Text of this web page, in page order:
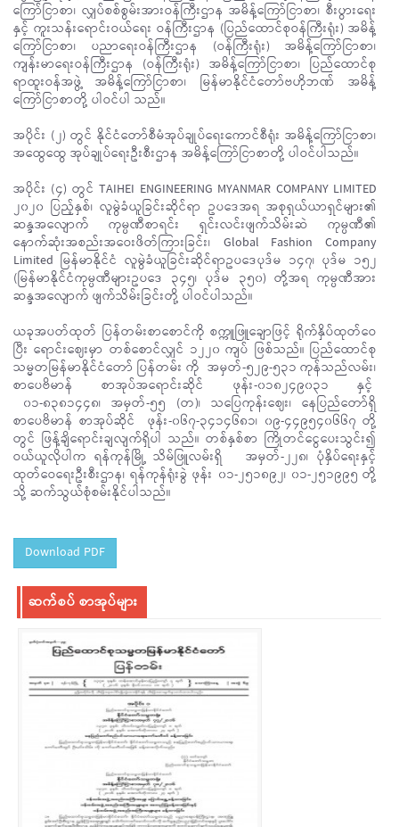
ကြော်ငြာစာ၊ လျှပ်စစ်စွမ်းအားဝန်ကြီးဌာန အမိန့်ကြော်ငြာစာ၊ စီးပွားရေး
နှင့် ကူးသန်းရောင်းဝယ်ရေး ဝန်ကြီးဌာန (ပြည်ထောင်စုဝန်ကြီးရုံး) အမိန့်
ကြော်ငြာစာ၊ ပညာရေးဝန်ကြီးဌာန (ဝန်ကြီးရုံး) အမိန့်ကြော်ငြာစာ၊
ကျန်းမာရေးဝန်ကြီးဌာန (ဝန်ကြီးရုံး) အမိန့်ကြော်ငြာစာ၊ ပြည်ထောင်စု
ရာထူးဝန်အဖွဲ့ အမိန့်ကြော်ငြာစာ၊ မြန်မာနိုင်ငံတော်ဗဟိုဘဏ် အမိန့်
ကြော်ငြာစာတို့ ပါဝင်ပါ သည်။
အပိုင်း (၂) တွင် နိုင်ငံတော်စီမံအုပ်ချုပ်ရေးကောင်စီရုံး အမိန့်ကြော်ငြာစာ၊
အထွေထွေ အုပ်ချုပ်ရေးဦးစီးဌာန အမိန့်ကြော်ငြာစာတို့ ပါဝင်ပါသည်။
အပိုင်း (၄) တွင် TAIHEI ENGINEERING MYANMAR COMPANY LIMITED
၂၀၂၀ ပြည့်နှစ်၊ လူမွဲခံယူခြင်းဆိုင်ရာ ဥပဒေအရ အစုရှယ်ယာရှင်များ၏
ဆန္ဒအလျောက် ကုမ္ပဏီစာရင်း ရှင်းလင်းဖျက်သိမ်းဆဲ ကုမ္ပဏီ၏
နောက်ဆုံးအစည်းအဝေးဖိတ်ကြားခြင်း၊ Global Fashion Company
Limited မြန်မာနိုင်ငံ လူမွဲခံယူခြင်းဆိုင်ရာဥပဒေပုဒ်မ ၁၄၇၊ ပုဒ်မ ၁၅၂
(မြန်မာနိုင်ငံကုမ္ပဏီများဥပဒေ ၃၄၅၊ ပုဒ်မ ၃၅၀) တို့အရ ကုမ္ပဏီအား
ဆန္ဒအလျောက် ဖျက်သိမ်းခြင်းတို့ ပါဝင်ပါသည်။
ယခုအပတ်ထုတ် ပြန်တမ်းစာစောင်ကို စက္ကူဖြူချောဖြင့် ရိုက်နှိပ်ထုတ်ဝေ
ပြီး ရောင်းဈေးမှာ တစ်စောင်လျှင် ၁၂၂၀ ကျပ် ဖြစ်သည်။ ပြည်ထောင်စု
သမ္မတမြန်မာနိုင်ငံတော် ပြန်တမ်း ကို အမှတ်-၅၂၉-၅၃၁ ကုန်သည်လမ်း၊
စာပေဗိမာန် စာအုပ်အရောင်းဆိုင် ဖုန်း-၀၁၈၂၄၉၀၃၁ နှင့်
၀၁-၈၃၈၁၄၄၈၊ အမှတ်-၅၅ (တ)၊ သပြေကုန်းဈေး၊ နေပြည်တော်ရှိ
စာပေဗိမာန် စာအုပ်ဆိုင် ဖုန်း-၀၆၇-၃၄၁၄၆၈၁၊ ၀၉-၄၄၉၅၄၀၆၆၇ တို့
တွင် ဖြန့်ချိရောင်းချလျက်ရှိပါ သည်။ တစ်နှစ်စာ ကြိုတင်ငွေပေးသွင်း၍
ဝယ်ယူလိုပါက ရန်ကုန်မြို့ သိမ်ဖြူလမ်းရှိ အမှတ်-၂၂၈၊ ပုံနှိပ်ရေးနှင့်
ထုတ်ဝေရေးဦးစီးဌာန၊ ရန်ကုန်ရုံးခွဲ ဖုန်း ၀၁-၂၅၁၈၉၂၊ ၀၁-၂၅၁၉၉၅ တို့
သို့ ဆက်သွယ်စုံစမ်းနိုင်ပါသည်။
Download PDF
ဆက်စပ် စာအုပ်များ